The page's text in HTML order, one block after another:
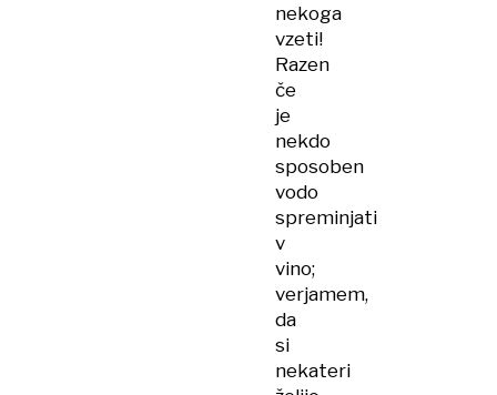
nekoga
vzeti!
Razen
če
je
nekdo
sposoben
vodo
spreminjati
v
vino;
verjamem,
da
si
nekateri